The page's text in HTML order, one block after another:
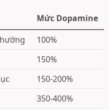
Mức Dopamine
100%
150%
150-200%
350-400%